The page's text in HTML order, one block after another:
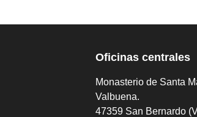
Oficinas centrales
Monasterio de Santa
Valbuena.
47359 San Bernardo